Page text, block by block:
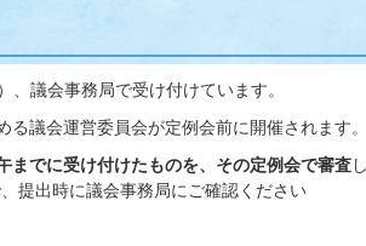
議会事務局で受け付けています。
議会運営委員会が定例会前に開催されます。
までに受け付けたものを、その定例会で審査
提出時に議会事務局にご確認ください